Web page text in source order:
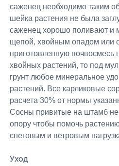
саженец необходимо таким
шейка растения не была
саженец хорошо поливают и
щепой, хвойным опадом или
приготовленную
хвойных растений, то под
грунт любое минеральное
растений. Все карликовые
расчета 30% от нормы
Сосны привитые на штамб
опору чтобы помочь
снеговым и ветровым
Уход